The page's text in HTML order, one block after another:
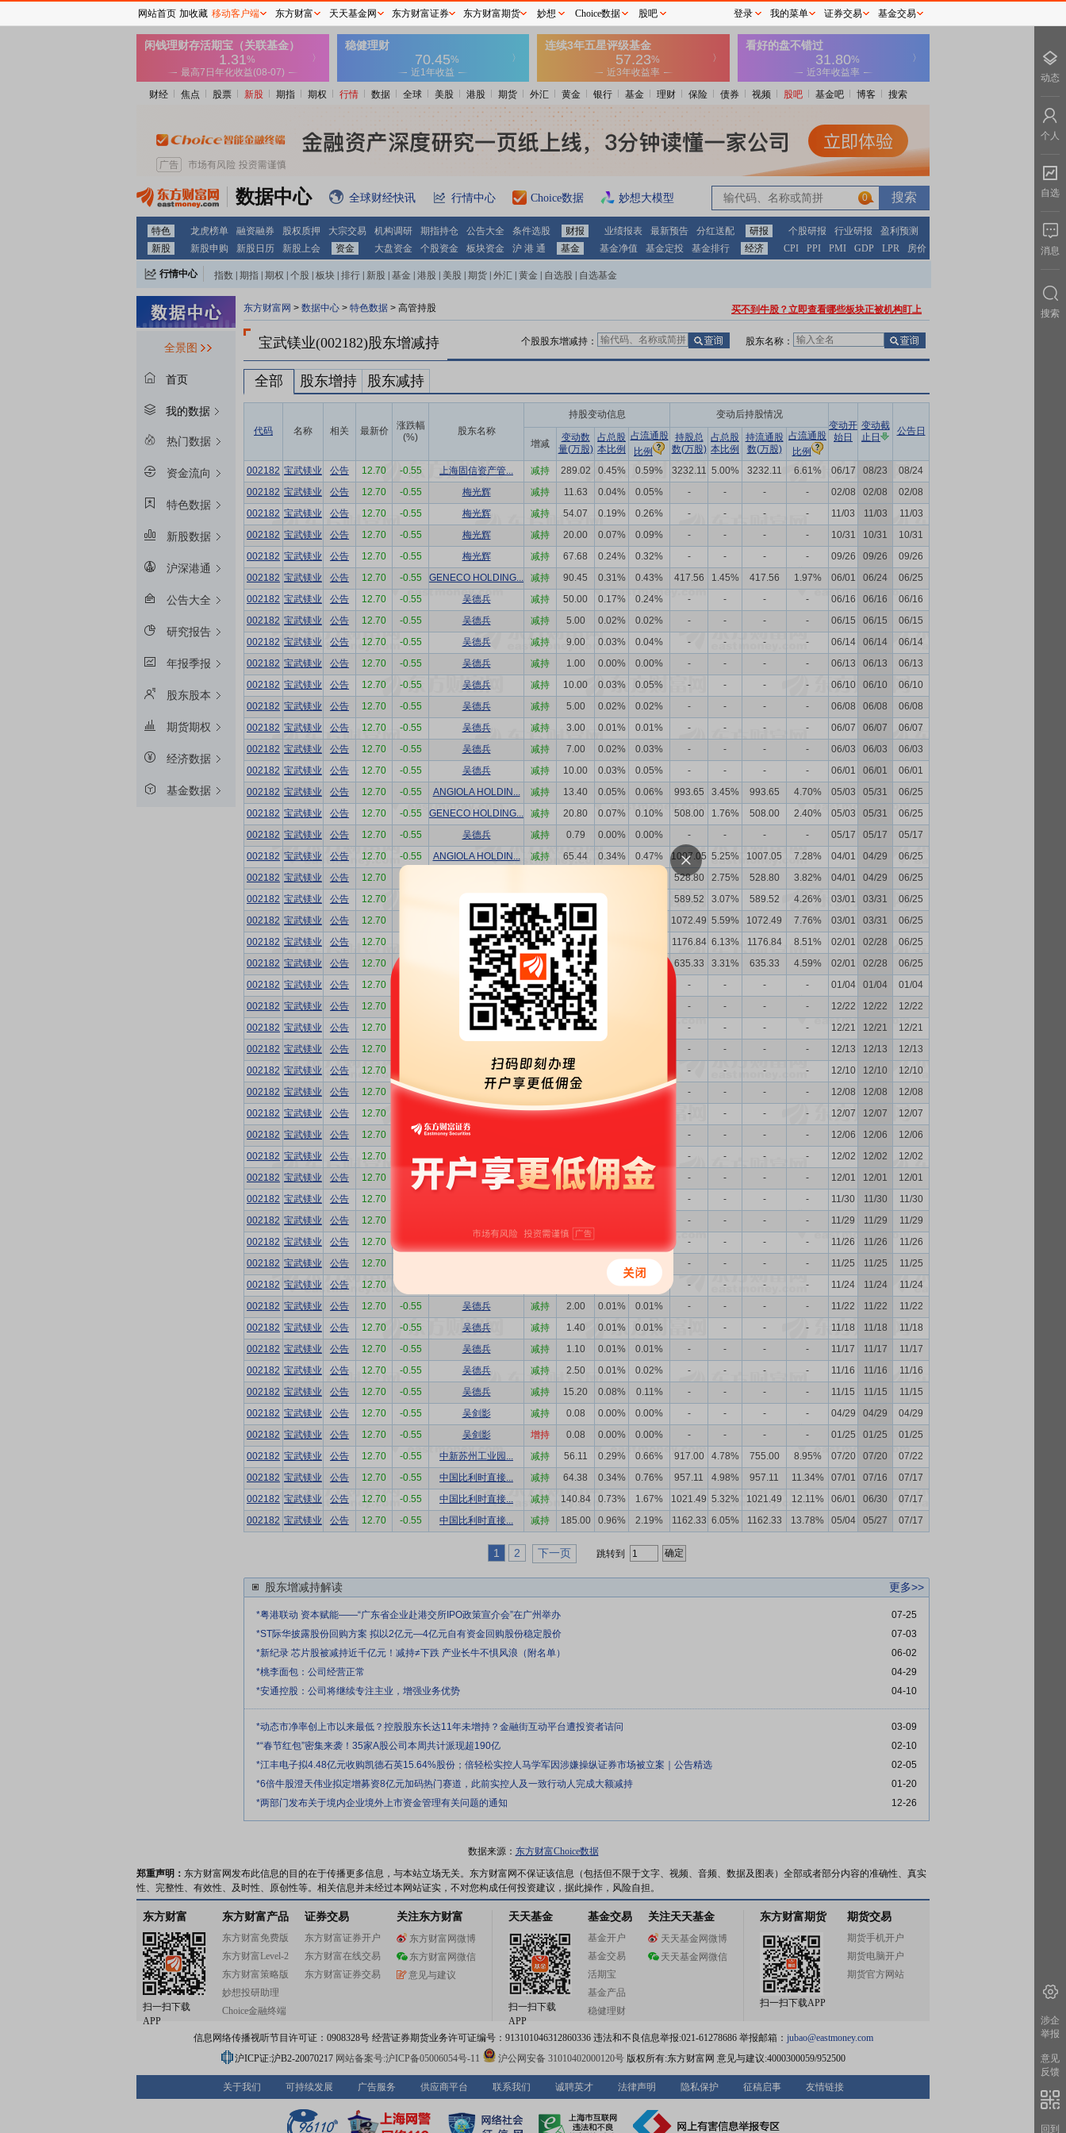
财经 焦点 股票 新股 期指 期权 行情 数据 全球 美股 港股 期货 外汇 黄金 银行 基金 理财 保险 债券 视频 股吧 基金吧 博客 搜索
数据中心 全球财经快讯 行情中心 Choice数据 妙想大模型 0
特色 龙虎榜单 融资融券 股权质押 大宗交易 机构调研 期指持仓 公告大全 条件选股 财报 业绩报表 最新预告 分红送配 研报 个股研报 行业研报
盈利预测
新股
新股申购 新股日历 新股上会 资金 大盘资金 个股资金 板块资金 沪 港 通 基金 基金净值 基金定投 基金排行 经济 CPI PPI PMI GDP LPR 房价
行情中心 指数 期指 期权 个股 板块 排行 新股 基金 港股 美股 期货 外汇 黄金 自选股 自选基金
全景图
首页
我的数据
热门数据
资金流向
特色数据
新股数据
沪深港通
公告大全
研究报告
年报季报
股东股本
期货期权
经济数据
基金数据
东方财富网 > 数据中心 > 特色数据 > 高管持股 买不到牛股？立即查看哪些板块正被机构盯上
宝武镁业(002182)股东增减持 股东名称：
个股股东增减持：
全部 股东增持 股东减持
代码 名称 相关 最新价
涨跌幅
(%)
股东名称
持股变动信息
变动后持股情况
变动开
始日
变动截
止日
公告日
增减
变动数
量(万股)
占总股
本比例
占流通股
比例
持股总
数(万股)
占总股
本比例
持流通股
数(万股)
占流通股
比例
002182 宝武镁业 公告 12.70 -0.55 上海固信资产管... 减持 289.02 0.45% 0.59% 3232.11 5.00% 3232.11 6.61% 06/17 08/23
08/24
002182 宝武镁业 公告 12.70 -0.55 梅光辉 减持 11.63 0.04% 0.05% - - - - 02/08 02/08
02/08
002182 宝武镁业 公告 12.70 -0.55 梅光辉 减持 54.07 0.19% 0.26% - - - - 11/03 11/03
11/03
002182 宝武镁业 公告 12.70 -0.55 梅光辉 减持 20.00 0.07% 0.09% - - - - 10/31 10/31
10/31
002182 宝武镁业 公告 12.70 -0.55 梅光辉 减持 67.68 0.24% 0.32% - - - - 09/26 09/26
09/26
002182 宝武镁业 公告 12.70 -0.55 GENECO HOLDING... 减持 90.45 0.31% 0.43% 417.56 1.45% 417.56 1.97% 06/01 06/24
06/25
002182 宝武镁业 公告 12.70 -0.55 吴德兵 减持 50.00 0.17% 0.24% - - - - 06/16 06/16
06/16
002182 宝武镁业 公告 12.70 -0.55 吴德兵 减持 5.00 0.02% 0.02% - - - - 06/15 06/15
06/15
002182 宝武镁业 公告 12.70 -0.55 吴德兵 减持 9.00 0.03% 0.04% - - - - 06/14 06/14
06/14
002182 宝武镁业 公告 12.70 -0.55 吴德兵 减持 1.00 0.00% 0.00% - - - - 06/13 06/13
06/13
002182 宝武镁业 公告 12.70 -0.55 吴德兵 减持 10.00 0.03% 0.05% - - - - 06/10 06/10
06/10
002182 宝武镁业 公告 12.70 -0.55 吴德兵 减持 5.00 0.02% 0.02% - - - - 06/08 06/08
06/08
002182 宝武镁业 公告 12.70 -0.55 吴德兵 减持 3.00 0.01% 0.01% - - - - 06/07 06/07
06/07
002182 宝武镁业 公告 12.70 -0.55 吴德兵 减持 7.00 0.02% 0.03% - - - - 06/03 06/03
06/03
002182 宝武镁业 公告 12.70 -0.55 吴德兵 减持 10.00 0.03% 0.05% - - - - 06/01 06/01
06/01
002182 宝武镁业 公告 12.70 -0.55 ANGIOLA HOLDIN... 减持 13.40 0.05% 0.06% 993.65 3.45% 993.65 4.70% 05/03 05/31
06/25
002182 宝武镁业 公告 12.70 -0.55 GENECO HOLDING... 减持 20.80 0.07% 0.10% 508.00 1.76% 508.00 2.40% 05/03 05/31
06/25
002182 宝武镁业 公告 12.70 -0.55 吴德兵 减持 0.79 0.00% 0.00% - - - - 05/17 05/17
05/17
002182 宝武镁业 公告 12.70 -0.55 ANGIOLA HOLDIN... 减持 65.44 0.34% 0.47% 1007.05 5.25% 1007.05 7.28% 04/01 04/29
06/25
002182 宝武镁业 公告 12.70 528.80 2.75% 528.80 3.82% 04/01 04/29
06/25
002182 宝武镁业 公告 12.70 GENECO HOLDING... 0.24% 589.52 3.07% 589.52 4.26% 03/01 03/31
06/25
002182 宝武镁业 公告 12.70 ANGIOLA HOLDIN... 减持 104.35 1072.49 5.59% 1072.49 7.76% 03/01 03/31
06/25
002182 宝武镁业 公告 12.70 ANGIOLA HOLDIN... 减持 18.38 1176.84 6.13% 1176.84 8.51% 02/01 02/28
06/25
002182 宝武镁业 公告 12.70 GENECO HOLDING... 减持 110.00 635.33 3.31% 635.33 4.59% 02/01 02/28
06/25
002182 宝武镁业 公告 12.70 吴德兵 减持 1.00 - - - - 01/04 01/04
01/04
002182 宝武镁业 公告 12.70 吴德兵 减持 2.00 - - - - 12/22 12/22
12/22
002182 宝武镁业 公告 12.70 吴德兵 减持 1.00 - - - - 12/21 12/21
12/21
002182 宝武镁业 公告 12.70 - - - - 12/13 12/13
12/13
002182 宝武镁业 公告 12.70 减持 1.00 - - - - 12/10 12/10
12/10
002182 宝武镁业 公告 12.70 -0.55 吴德兵 减持 4.00 0.03% - - - - 12/08 12/08
12/08
002182 宝武镁业 公告 12.70 吴德兵 减持 2.00 0.01% - - - - 12/07 12/07
12/07
002182 宝武镁业 公告 12.70 -0.55 吴德兵 - - - - 12/06 12/06
12/06
002182 宝武镁业 公告 12.70 -0.55 吴德兵 减持 2.00 0.01% 0.01% - - - - 12/02 12/02
12/02
002182 宝武镁业 公告 12.70 -0.55 吴德兵 减持 1.00 0.01% 0.01% - - - - 12/01 12/01
12/01
002182 宝武镁业 公告 12.70 - - - - 11/30 11/30
11/30
002182 宝武镁业 公告 12.70 - - - - 11/29 11/29
11/29
002182 宝武镁业 公告 12.70 1.00 - - - - 11/26 11/26
11/26
002182 宝武镁业 公告 12.70 0.00% 0.00% - - - - 11/25 11/25
11/25
002182 宝武镁业 公告 12.70 0.05% 0.07% - - - - 11/24 11/24
11/24
002182 宝武镁业 公告 12.70 -0.55 吴德兵 减持 2.00 0.01% 0.01% - - - - 11/22 11/22
11/22
002182 宝武镁业 公告 12.70 -0.55 吴德兵 减持 1.40 0.01% 0.01% - - - - 11/18 11/18
11/18
002182 宝武镁业 公告 12.70 -0.55 吴德兵 减持 1.10 0.01% 0.01% - - - - 11/17 11/17
11/17
002182 宝武镁业 公告 12.70 -0.55 吴德兵 减持 2.50 0.01% 0.02% - - - - 11/16 11/16
11/16
002182 宝武镁业 公告 12.70 -0.55 吴德兵 减持 15.20 0.08% 0.11% - - - - 11/15 11/15
11/15
002182 宝武镁业 公告 12.70 -0.55 吴剑影 减持 0.08 0.00% 0.00% - - - - 04/29 04/29
04/29
002182 宝武镁业 公告 12.70 -0.55 吴剑影 增持 0.08 0.00% 0.00% - - - - 01/25 01/25
01/25
002182 宝武镁业 公告 12.70 -0.55 中新苏州工业园... 减持 56.11 0.29% 0.66% 917.00 4.78% 755.00 8.95% 07/20 07/20
07/22
002182 宝武镁业 公告 12.70 -0.55 中国比利时直接... 减持 64.38 0.34% 0.76% 957.11 4.98% 957.11 11.34% 07/01 07/16
07/17
002182 宝武镁业 公告 12.70 -0.55 中国比利时直接... 减持 140.84 0.73% 1.67% 1021.49 5.32% 1021.49 12.11% 06/01 06/30
07/17
002182 宝武镁业 公告 12.70 -0.55 中国比利时直接... 减持 185.00 0.96% 2.19% 1162.33 6.05% 1162.33 13.78% 05/04 05/27 07/17
1 2 下一页 跳转到
股东增减持解读 更多>>
*粤港联动 资本赋能——“广东省企业赴港交所IPO政策宣介会”在广州举办
07-25
*ST际华披露股份回购方案 拟以2亿元—4亿元自有资金回购股份稳定股价
07-03
*新纪录 芯片股被减持近千亿元！减持≠下跌 产业长牛不惧风浪（附名单）
06-02
*桃李面包：公司经营正常
04-29
*安通控股：公司将继续专注主业，增强业务优势
04-10
*动态市净率创上市以来最低？控股股东长达11年未增持？金融街互动平台遭投资者诘问
03-09
*“春节红包”密集来袭！35家A股公司本周共计派现超190亿
02-10
*江丰电子拟4.48亿元收购凯德石英15.64%股份；倍轻松实控人马学军因涉嫌操纵证券市场被立案｜公告精选
02-05
*6倍牛股澄天伟业拟定增募资8亿元加码热门赛道，此前实控人及一致行动人完成大额减持
01-20
*两部门发布关于境内企业境外上市资金管理有关问题的通知
12-26
数据来源： 东方财富Choice数据
郑重声明： 东方财富网发布此信息的目的在于传播更多信息，与本站立场无关。东方财富网不保证该信息（包括但不限于文字、视频、音频、数据及图表）全部或者部分内容的准确性、真实
性、完整性、有效性、及时性、原创性等。相关信息并未经过本网站证实，不对您构成任何投资建议，据此操作，风险自担。
东方财富
扫一扫下载
APP
东方财富产品
东方财富免费版
东方财富Level-2
东方财富策略版
妙想投研助理
Choice金融终端
证券交易
东方财富证券开户
东方财富在线交易
东方财富证券交易
关注东方财富
东方财富网微博
东方财富网微信
意见与建议
天天基金
扫一扫下载
APP
基金交易
基金开户
基金交易
活期宝
基金产品
稳健理财
关注天天基金
天天基金网微博
天天基金网微信
东方财富期货
扫一扫下载APP
期货交易
期货手机开户
期货电脑开户
期货官方网站
信息网络传播视听节目许可证：0908328号 经营证券期货业务许可证编号：913101046312860336 违法和不良信息举报:021-61278686 举报邮箱： jubao@eastmoney.com
沪ICP证:沪B2-20070217 网站备案号:沪ICP备05006054号-11 沪公网安备 31010402000120号版权所有:东方财富网 意见与建议:4000300059/952500
关于我们 可持续发展 广告服务 供应商平台 联系我们 诚聘英才 法律声明 隐私保护 征稿启事 友情链接
网站首页 加收藏 移动客户端 东方财富 天天基金网 东方财富证券 东方财富期货 妙想 Choice数据 股吧 登录 我的菜单 证券交易 基金交易
动态
个人
自选
消息
搜索
涉企
举报
意见
反馈
回到